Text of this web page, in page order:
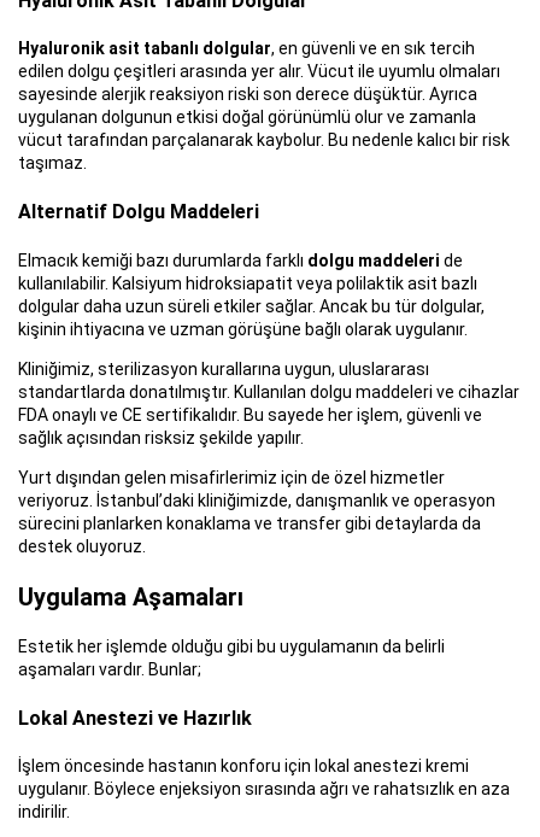
Hyaluronik asit tabanlı dolgular, en güvenli ve en sık tercih
edilen dolgu çeşitleri arasında yer alır. Vücut ile uyumlu olmaları
sayesinde alerjik reaksiyon riski son derece düşüktür. Ayrıca
uygulanan dolgunun etkisi doğal görünümlü olur ve zamanla
vücut tarafından parçalanarak kaybolur. Bu nedenle kalıcı bir risk
taşımaz.
Alternatif Dolgu Maddeleri
Elmacık kemiği bazı durumlarda farklı dolgu maddeleri de
kullanılabilir. Kalsiyum hidroksiapatit veya polilaktik asit bazlı
dolgular daha uzun süreli etkiler sağlar. Ancak bu tür dolgular,
kişinin ihtiyacına ve uzman görüşüne bağlı olarak uygulanır.
Kliniğimiz, sterilizasyon kurallarına uygun, uluslararası
standartlarda donatılmıştır. Kullanılan dolgu maddeleri ve cihazlar
FDA onaylı ve CE sertifikalıdır. Bu sayede her işlem, güvenli ve
sağlık açısından risksiz şekilde yapılır.
Yurt dışından gelen misafirlerimiz için de özel hizmetler
veriyoruz. İstanbul’daki kliniğimizde, danışmanlık ve operasyon
sürecini planlarken konaklama ve transfer gibi detaylarda da
destek oluyoruz.
Uygulama Aşamaları
Estetik her işlemde olduğu gibi bu uygulamanın da belirli
aşamaları vardır. Bunlar;
Lokal Anestezi ve Hazırlık
İşlem öncesinde hastanın konforu için lokal anestezi kremi
uygulanır. Böylece enjeksiyon sırasında ağrı ve rahatsızlık en aza
indirilir.